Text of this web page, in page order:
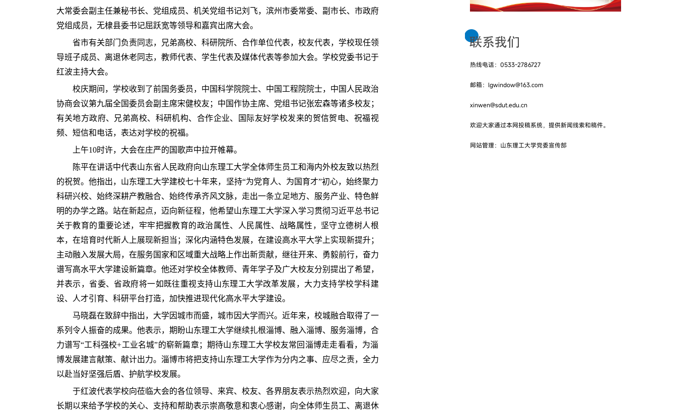
大常委会副主任兼秘书长、党组成员、机关党组书记刘飞，滨州市委常委、副市长、市政府
党组成员，无棣县委书记屈跃宽等领导和嘉宾出席大会。
省市有关部门负责同志，兄弟高校、科研院所、合作单位代表，校友代表，学校现任领
导班子成员、离退休老同志，教师代表、学生代表及媒体代表等参加大会。学校党委书记于
红波主持大会。
校庆期间，学校收到了前国务委员，中国科学院院士、中国工程院院士，中国人民政治
协商会议第九届全国委员会副主席宋健校友；中国作协主席、党组书记张宏森等诸多校友；
有关地方政府、兄弟高校、科研机构、合作企业、国际友好学校发来的贺信贺电、祝福视
频、短信和电话，表达对学校的祝福。
上午10时许，大会在庄严的国歌声中拉开帷幕。
陈平在讲话中代表山东省人民政府向山东理工大学全体师生员工和海内外校友致以热烈
的祝贺。他指出，山东理工大学建校七十年来，坚持“为党育人、为国育才”初心，始终聚力
科研兴校、始终深耕产教融合、始终传承齐风文脉，走出一条立足地方、服务产业、特色鲜
明的办学之路。站在新起点，迈向新征程，他希望山东理工大学深入学习贯彻习近平总书记
关于教育的重要论述，牢牢把握教育的政治属性、人民属性、战略属性，坚守立德树人根
本，在培育时代新人上展现新担当；深化内涵特色发展，在建设高水平大学上实现新提升；
主动融入发展大局，在服务国家和区域重大战略上作出新贡献，继往开来、勇毅前行，奋力
谱写高水平大学建设新篇章。他还对学校全体教师、青年学子及广大校友分别提出了希望，
并表示，省委、省政府将一如既往重视支持山东理工大学改革发展，大力支持学校学科建
设、人才引育、科研平台打造，加快推进现代化高水平大学建设。
马晓磊在致辞中指出，大学因城市而盛，城市因大学而兴。近年来，校城融合取得了一
系列令人振奋的成果。他表示，期盼山东理工大学继续扎根淄博、融入淄博、服务淄博，合
力谱写“工科强校+工业名城”的崭新篇章；期待山东理工大学校友常回淄博走走看看，为淄
博发展建言献策、献计出力。淄博市将把支持山东理工大学作为分内之事、应尽之责，全力
以赴当好坚强后盾、护航学校发展。
于红波代表学校向莅临大会的各位领导、来宾、校友、各界朋友表示热烈欢迎，向大家
长期以来给予学校的关心、支持和帮助表示崇高敬意和衷心感谢，向全体师生员工、离退休
热线电话：0533-2786727
邮箱：lgwindow@163.com
xinwen@sdut.edu.cn
欢迎大家通过本网投稿系统，提供新闻线索和稿件。
网站管理：山东理工大学党委宣传部